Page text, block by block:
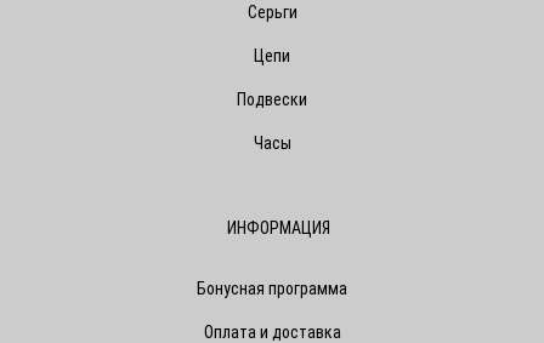
Серьги
Цепи
Подвески
Часы
ИНФОРМАЦИЯ
Бонусная программа
Оплата и доставка